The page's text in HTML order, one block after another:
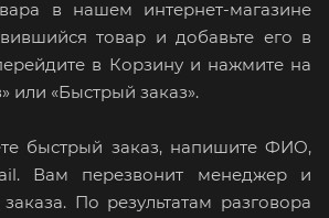
в нашем интернет-магазине
товар и добавьте его в
в Корзину и нажмите на
или «Быстрый заказ».
быстрый заказ, напишите ФИО,
Вам перезвонит менеджер и
По результатам разговора